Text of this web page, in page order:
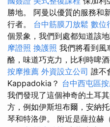
勝地。 阿曼以優質的服務和
行者。 台中筋膜刀放鬆 數位
個景象，我們到處都知道該
摩證照 換護照 我們將看到風
酪，味道巧克力，比利時啤
按摩推薦 外資設立公司 誰不
Kappadokia？ 台中西屯區
我們發現了這個神奇的土耳
方，例如伊斯坦布爾，安納
琴和特洛伊。 附近是薩拉赫